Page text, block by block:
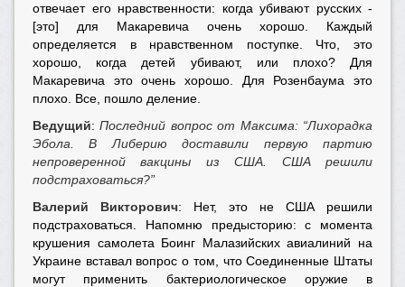
отвечает его нравственности: когда убивают русских -
[это] для Макаревича очень хорошо. Каждый
определяется в нравственном поступке. Что, это
хорошо, когда детей убивают, или плохо? Для
Макаревича это очень хорошо. Для Розенбаума это
плохо. Все, пошло деление.
Ведущий:Последний вопрос от Максима: “Лихорадка
Эбола. В Либерию доставили первую партию
непроверенной вакцины из США. США решили
подстраховаться?”
Валерий Викторович: Нет, это не США решили
подстраховаться. Напомню предысторию: с момента
крушения самолета Боинг Малазийских авиалиний на
Украине вставал вопрос о том, что Соединенные Штаты
могут применить бактериологическое оружие в